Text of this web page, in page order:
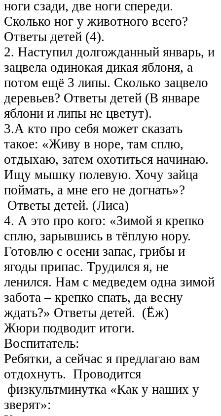
ноги сзади, две ноги спереди.
Сколько ног у животного всего?
Ответы детей (4).
2. Наступил долгожданный январь, и
зацвела одинокая дикая яблоня, а
потом ещё 3 липы. Сколько зацвело
деревьев? Ответы детей (В январе
яблони и липы не цветут).
3.А кто про себя может сказать
такое: «Живу в норе, там сплю,
отдыхаю, затем охотиться начинаю.
Ищу мышку полевую. Хочу зайца
поймать, а мне его не догнать»?
Ответы детей. (Лиса)
4. А это про кого: «Зимой я крепко
сплю, зарывшись в тёплую нору.
Готовлю с осени запас, грибы и
ягоды припас. Трудился я, не
ленился. Нам с медведем одна зимой
забота – крепко спать, да весну
ждать?» Ответы детей. (Ёж)
Жюри подводит итоги.
Воспитатель:
Ребятки, а сейчас я предлагаю вам
отдохнуть. Проводится
физкультминутка «Как у наших у
зверят»: